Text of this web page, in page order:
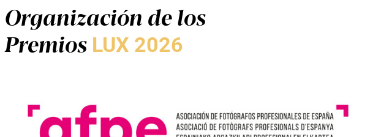
Organización de los
Premios LUX 2026